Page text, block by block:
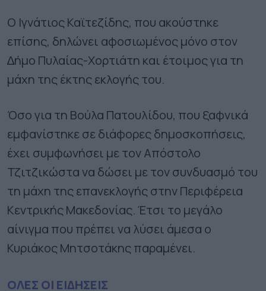
Ο Ιγνάτιος Καϊτεζίδης, που ακούστηκε
επίσης, δηλώνει αφοσιωµένος µόνο στον
∆ήµο Πυλαίας-Χορτιάτη και έτοιµος για τη
µάχη της έκτης εκλογής του.
Όσο για τη Βούλα Πατουλίδου, που ξαφνικά
εµφανίστηκε σε διάφορες δηµοσκοπήσεις,
έχει συµφωνήσει µε τον Απόστολο
Τζιτζικώστα να δώσει µε τον συνδυασµό του
τη µάχη της επανεκλογής στην Περιφέρεια
Κεντρικής Μακεδονίας. Έτσι το µεγάλο
αίνιγµα που πρέπει να λύσει άµεσα ο
Κυριάκος Μητσοτάκης παραµένει.
ΟΛΕΣ ΟΙ ΕΙΔΗΣΕΙΣ